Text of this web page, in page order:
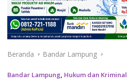
Beranda Bandar Lampung
Bandar Lampung, Hukum dan Kriminal